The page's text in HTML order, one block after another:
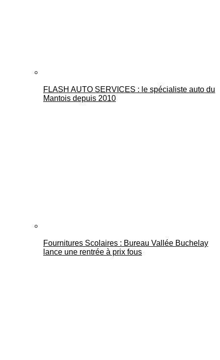
FLASH AUTO SERVICES : le spécialiste auto du
Mantois depuis 2010
Fournitures Scolaires : Bureau Vallée Buchelay
lance une rentrée à prix fous